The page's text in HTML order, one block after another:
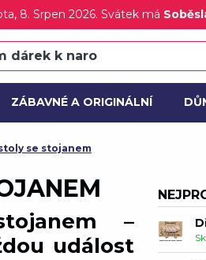
, 8. Srpen 2026. Svátek má
ZÁBAVNÉ A ORIGINÁLNÍ
NOVÝ
se stojanem
–
událost